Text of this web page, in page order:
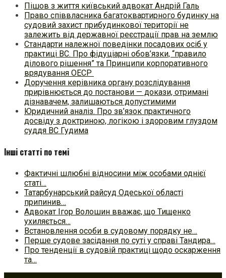
Пішов з життя київський адвокат Андрій Галь
Право співвласника багатоквартирного будинку на
судовий захист прибудинкової території не
залежить від державної реєстрації прав на землю
Стандарти належної поведінки посадових осіб у
практиці ВC. Про фідуціарні обов’язки, “правило
ділового рішення” та Принципи корпоративного
врядування ОЕСР
Доручення керівника органу розслідування
прирівнюється до постанови — докази, отримані
дізнавачем, залишаються допустимими
Юридичний аналіз. Про зв’язок практичного
досвіду з доктриною, логікою і здоровим глуздом
суддя ВС Гудима
Інші статті по темі
Фактичні шлюбні відносини між особами однієї
статі…
Татарбунарський райсуд Одеської області
припинив…
Адвокат Ігор Волошин вважає, що Тищенко
ухиляється…
Встановлення особи в судовому порядку не…
Перше судове засідання по суті у справі Тандира…
Про тенденції в судовій практиці щодо оскарження
та…